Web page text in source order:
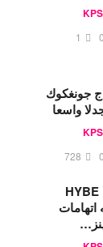
KPS
1
جونغكوك
واسعا
KPS
728
فرقة فتيات HYBE
اتهامات